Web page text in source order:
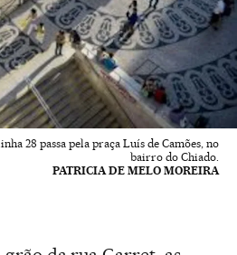
28 passa pela praça Luís de Camões, no
bairro do Chiado.
PATRICIA DE MELO MOREIRA